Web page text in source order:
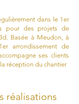
dans le 1er
pour des projets de
Basée à Meudon, à
arrondissement de
ses clients
réception du chantier
réalisations